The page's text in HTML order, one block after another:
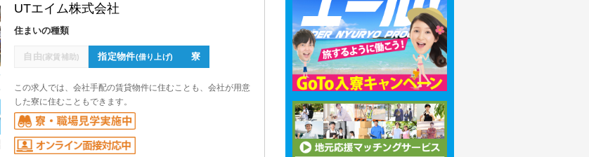
UTエイム株式会社
住まいの種類
自由(家賃補助) 指定物件(借り上げ) 寮
この求人では、会社手配の賃貸物件に住むことも、会社が用意
した寮に住むこともできます。